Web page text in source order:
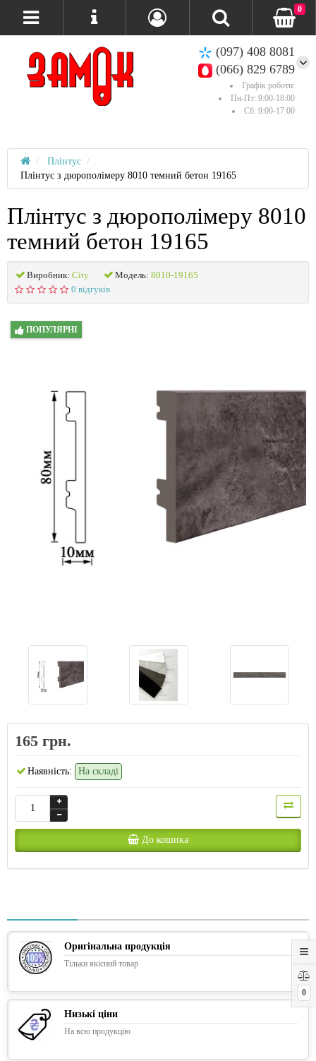
0
(097) 408 8081
(066) 829 6789
Графік роботи:
Пн-Пт: 9:00-18:00
Сб: 9:00-17:00
0
Плінтус
Плінтус з дюрополімеру 8010 темний бетон 19165
Плінтус з дюрополімеру 8010
темний бетон 19165
Виробник: City Модель: 8010-19165
0 відгуків
ПОПУЛЯРНІ
165 грн.
Наявність: На складі
До кошика
Оригінальна продукція
Тільки якісний товар
Низькі ціни
На всю продукцію